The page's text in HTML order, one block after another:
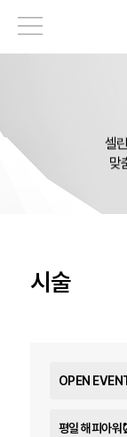
셀
맞
시술
OPEN
평일 해피아워